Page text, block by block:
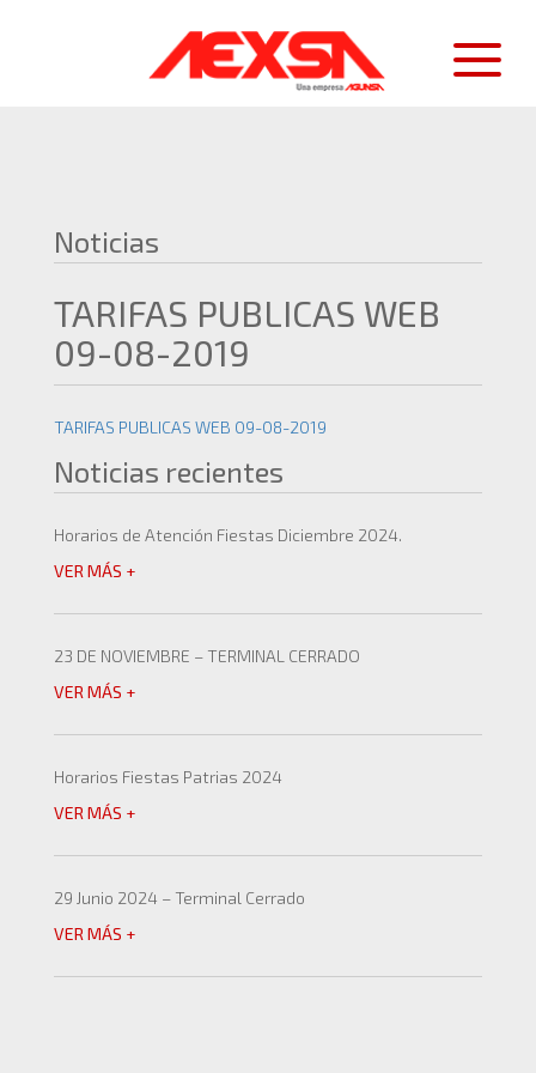
Noticias
TARIFAS PUBLICAS WEB
09-08-2019
TARIFAS PUBLICAS WEB 09-08-2019
Noticias recientes
Horarios de Atención Fiestas Diciembre 2024.
VER MÁS +
23 DE NOVIEMBRE – TERMINAL CERRADO
VER MÁS +
Horarios Fiestas Patrias 2024
VER MÁS +
29 Junio 2024 – Terminal Cerrado
VER MÁS +